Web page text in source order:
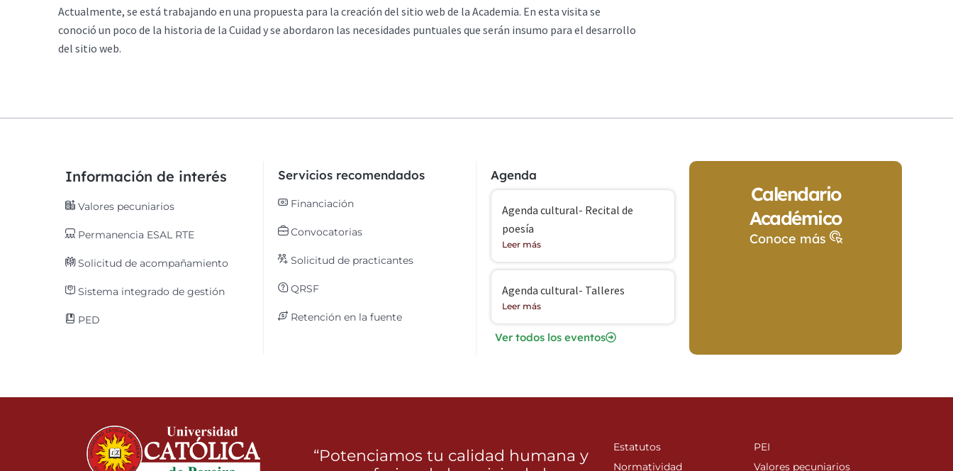
Actualmente, se está trabajando en una propuesta para la creación del sitio web de la Academia. En esta visita se
conoció un poco de la historia de la Cuidad y se abordaron las necesidades puntuales que serán insumo para el desarrollo
del sitio web.
Información de interés
Valores pecuniarios
Permanencia ESAL RTE
Solicitud de acompañamiento
Sistema integrado de gestión
PED
Servicios recomendados
Financiación
Convocatorias
Solicitud de practicantes
QRSF
Retención en la fuente
Agenda
Agenda cultural- Recital de
poesía
Leer más
Agenda cultural- Talleres
Leer más
Ver todos los eventos
Calendario
Académico
Conoce más
“Potenciamos tu calidad humana y
Estatutos
Normatividad
PEI
Valores pecuniarios